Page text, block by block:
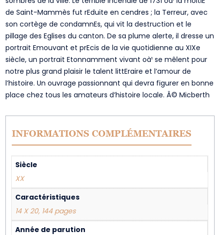
de Saint-Mammès fut rEduite en cendres ; la Terreur, avec
son cortège de condamnEs, qui vit la destruction et le
pillage des Eglises du canton. De sa plume alerte, il dresse un
portrait Emouvant et prEcis de la vie quotidienne au XIXe
siècle, un portrait Etonnamment vivant oà¹ se mêlent pour
notre plus grand plaisir le talent littEraire et l’amour de
l’histoire. Un ouvrage passionnant qui devra figurer en bonne
place chez tous les amateurs d’histoire locale. Â© Micberth
INFORMATIONS COMPLÉMENTAIRES
Siècle
XX
Caractéristiques
14 X 20, 144 pages
Année de parution